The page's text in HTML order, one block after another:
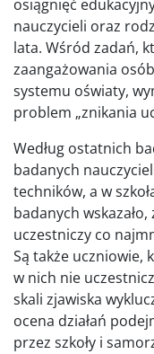
osiągnięć
nauczycieli oraz
lata. Wśród zadań,
zaangażowania
systemu oświaty,
problem „znikania
Według ostatnich
badanych
techników, a w
badanych
uczestniczy co
Są także uczniowie,
w nich nie
skali zjawiska
ocena działań
przez szkoły i